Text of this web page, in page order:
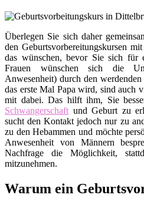
Überlegen Sie sich daher
den Geburtsvorbereitungskursen
das wünschen, bevor Sie sich für
Frauen wünschen sich die
Anwesenheit) durch den
das erste Mal Papa wird, sind auch
mit dabei. Das hilft ihm, Sie
Schwangerschaft und Geburt zu
sucht den Kontakt jedoch nur zu
zu den Hebammen und möchte
Anwesenheit von Männern
Nachfrage die Möglichkeit,
mitzunehmen.
Warum ein